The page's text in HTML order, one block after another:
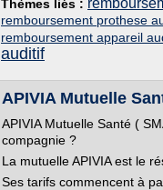
Thèmes liés :
remboursement prothese
remboursement appareil
auditif
APIVIA Mutuelle
APIVIA Mutuelle Santé (
compagnie ?
La mutuelle APIVIA est le
Ses tarifs commencent à